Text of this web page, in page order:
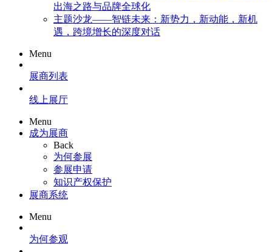
出海之路与品牌全球化
主题沙龙——智链未来：新势力，新动能，新机
遇，跨境增长的深度对话
Menu
展商列表
线上展厅
Menu
成为展商
Back
为何参展
参展申请
知识产权保护
展商系统
Menu
为何参观